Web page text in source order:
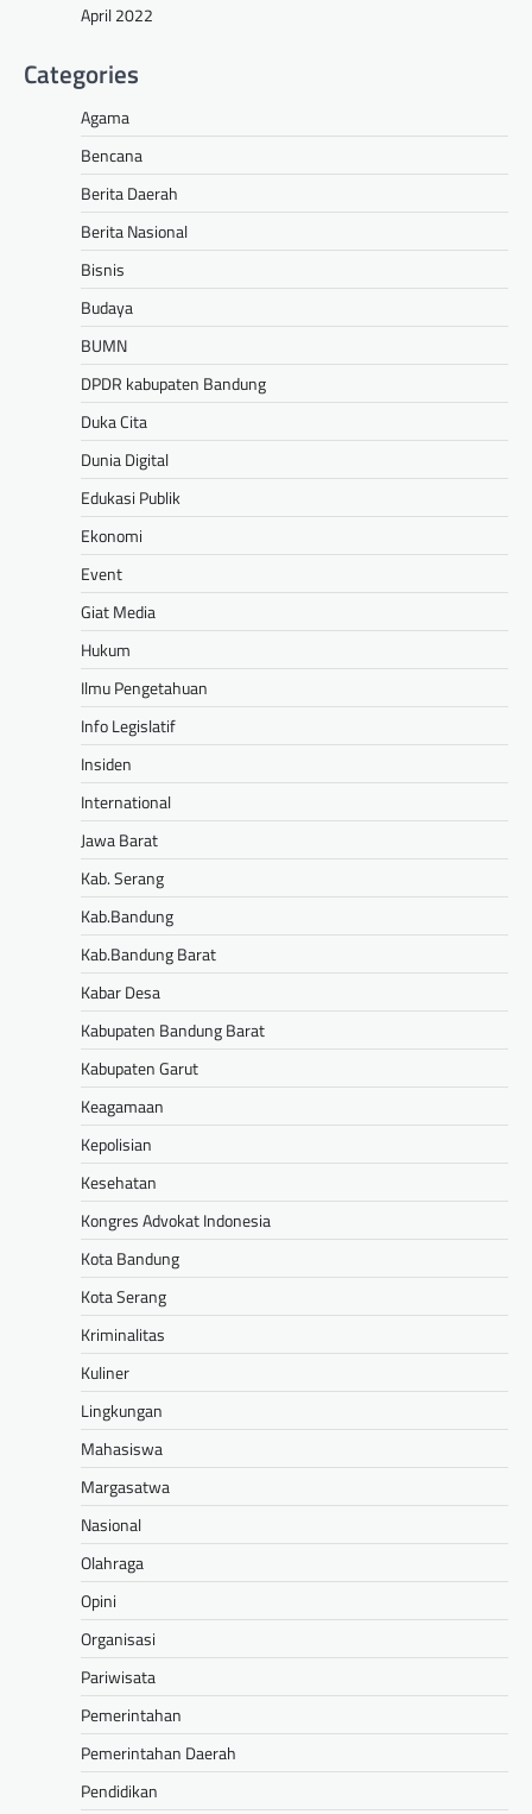
April 2022
Categories
Agama
Bencana
Berita Daerah
Berita Nasional
Bisnis
Budaya
BUMN
DPDR kabupaten Bandung
Duka Cita
Dunia Digital
Edukasi Publik
Ekonomi
Event
Giat Media
Hukum
Ilmu Pengetahuan
Info Legislatif
Insiden
International
Jawa Barat
Kab. Serang
Kab.Bandung
Kab.Bandung Barat
Kabar Desa
Kabupaten Bandung Barat
Kabupaten Garut
Keagamaan
Kepolisian
Kesehatan
Kongres Advokat Indonesia
Kota Bandung
Kota Serang
Kriminalitas
Kuliner
Lingkungan
Mahasiswa
Margasatwa
Nasional
Olahraga
Opini
Organisasi
Pariwisata
Pemerintahan
Pemerintahan Daerah
Pendidikan